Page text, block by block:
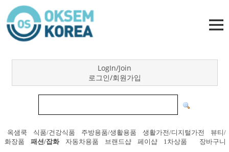
LogIn/Join
로그인/회원가입
옥샘쿡 식품/건강식품 주방용품/생활용품 생활가전/디지털가전
뷰티/
화장품
패션/잡화 자동차용품 브랜드샵 페이샵 1차상품 장바구니